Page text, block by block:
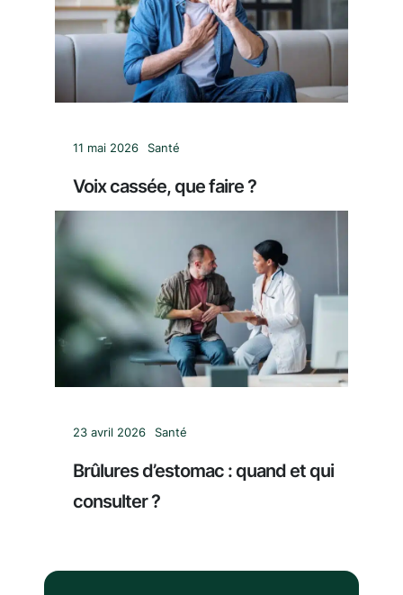
11 mai 2026 Santé
Voix cassée, que faire ?
23 avril 2026 Santé
Brûlures d’estomac : quand et qui
consulter ?